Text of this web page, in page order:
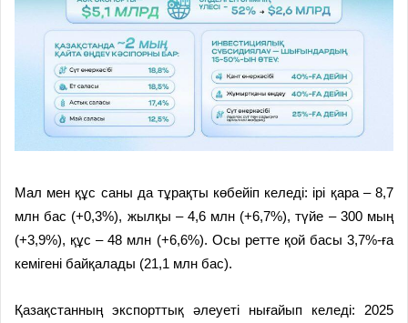
Мал мен құс саны да тұрақты көбейіп келеді: ірі қара – 8,7
млн бас (+0,3%), жылқы – 4,6 млн (+6,7%), түйе – 300 мың
(+3,9%), құс – 48 млн (+6,6%). Осы ретте қой басы 3,7%-ға
кемігені байқалады (21,1 млн бас).
Қазақстанның экспорттық әлеуеті нығайып келеді: 2025